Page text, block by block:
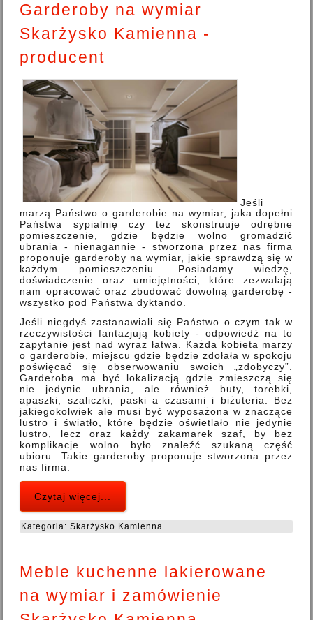
Garderoby na wymiar
Skarżysko Kamienna -
producent
Jeśli
marzą Państwo o garderobie na wymiar, jaka dopełni
Państwa sypialnię czy też skonstruuje odrębne
pomieszczenie, gdzie będzie wolno gromadzić
ubrania - nienagannie - stworzona przez nas firma
proponuje garderoby na wymiar, jakie sprawdzą się w
każdym pomieszczeniu. Posiadamy wiedzę,
doświadczenie oraz umiejętności, które zezwalają
nam opracować oraz zbudować dowolną garderobę -
wszystko pod Państwa dyktando.
Jeśli niegdyś zastanawiali się Państwo o czym tak w
rzeczywistości fantazjują kobiety - odpowiedź na to
zapytanie jest nad wyraz łatwa. Każda kobieta marzy
o garderobie, miejscu gdzie będzie zdołała w spokoju
poświęcać się obserwowaniu swoich „zdobyczy”.
Garderoba ma być lokalizacją gdzie zmieszczą się
nie jedynie ubrania, ale również buty, torebki,
apaszki, szaliczki, paski a czasami i biżuteria. Bez
jakiegokolwiek ale musi być wyposażona w znaczące
lustro i światło, które będzie oświetlało nie jedynie
lustro, lecz oraz każdy zakamarek szaf, by bez
komplikacje wolno było znaleźć szukaną część
ubioru. Takie garderoby proponuje stworzona przez
nas firma.
Czytaj więcej...
Kategoria:Skarżysko Kamienna
Meble kuchenne lakierowane
na wymiar i zamówienie